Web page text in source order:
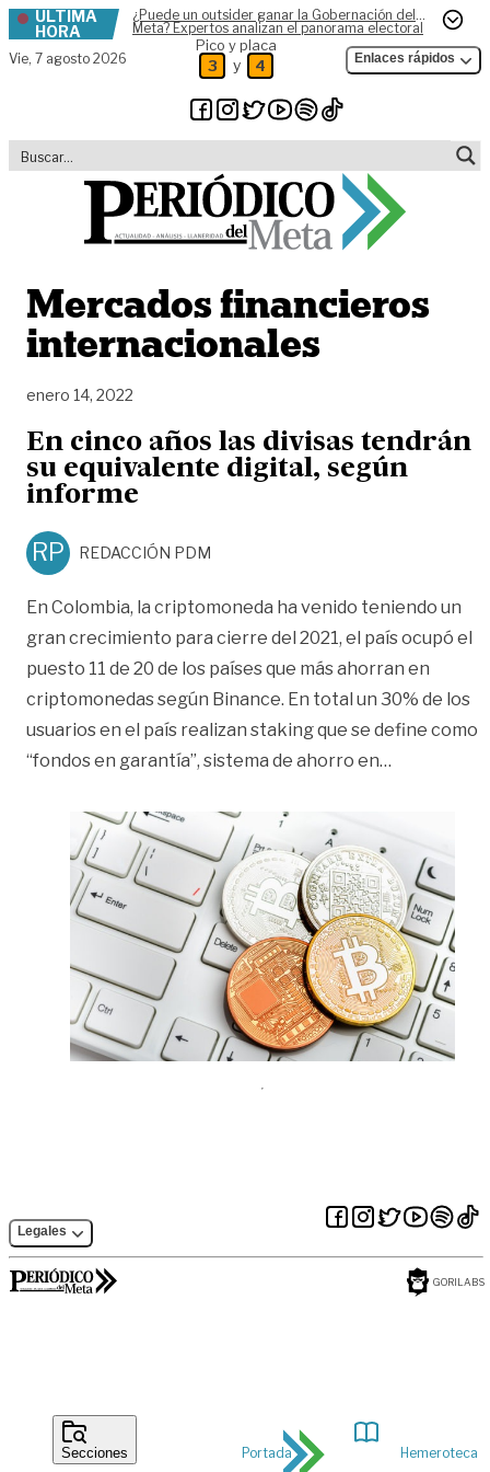
Skip to content
ÚLTIMA
HORA
¿Puede un outsider ganar la Gobernación del
Meta? Expertos analizan el panorama electoral
Vie, 7 agosto 2026
Pico y placa
3 y 4 Enlaces rápidos
Secciones Portada Hemeroteca
Mercados financieros
internacionales
enero 14, 2022
En cinco años las divisas tendrán
su equivalente digital, según
informe
RP REDACCIÓN PDM
En Colombia, la criptomoneda ha venido teniendo un
gran crecimiento para cierre del 2021, el país ocupó el
puesto 11 de 20 de los países que más ahorran en
criptomonedas según Binance. En total un 30% de los
usuarios en el país realizan staking que se define como
“fondos en garantía”, sistema de ahorro en…
Legales
GORILABS